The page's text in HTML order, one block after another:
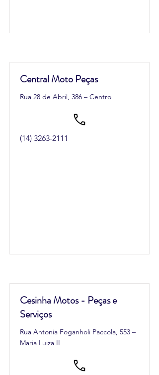
Central Moto Peças
Rua 28 de Abril, 386 – Centro
(14) 3263-2111
Cesinha Motos - Peças e
Serviços
Rua Antonia Foganholi Paccola, 553 –
Maria Luiza II